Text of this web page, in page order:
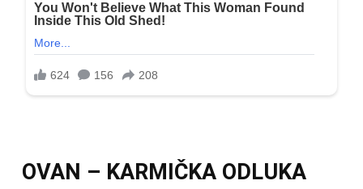
OVAN – KARMIČKA ODLUKA